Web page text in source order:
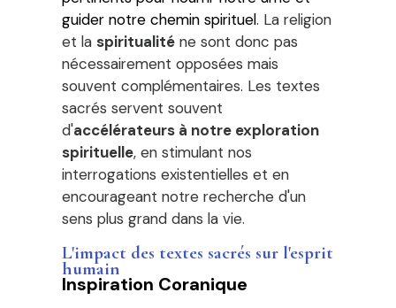
guider notre chemin spirituel. La religion
et la spiritualité ne sont donc pas
nécessairement opposées mais
souvent complémentaires. Les textes
sacrés servent souvent
d'accélérateurs à notre exploration
spirituelle, en stimulant nos
interrogations existentielles et en
encourageant notre recherche d'un
sens plus grand dans la vie.
L'impact des textes sacrés sur l'esprit
humain
Inspiration Coranique